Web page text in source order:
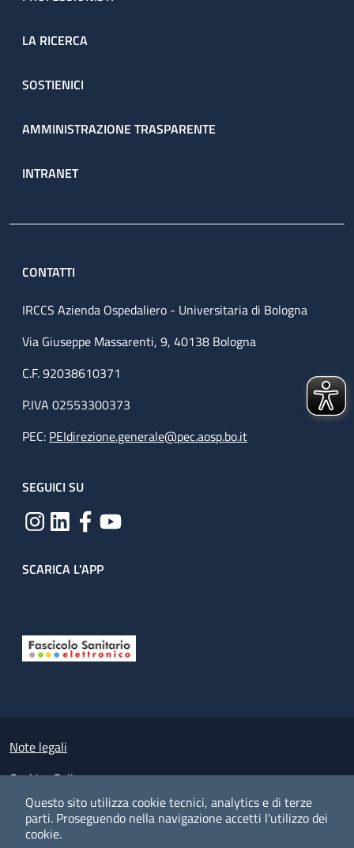
Questo sito utilizza cookie tecnici, analytics e di terze
parti. Proseguendo nella navigazione accetti l'utilizzo dei
cookie.
LA RICERCA
SOSTIENICI
AMMINISTRAZIONE TRASPARENTE
INTRANET
CONTATTI
IRCCS Azienda Ospedaliero - Universitaria di Bologna
Via Giuseppe Massarenti, 9, 40138 Bologna
C.F. 92038610371
P.IVA 02553300373
PEC: PEIdirezione.generale@pec.aosp.bo.it
SEGUICI SU
SCARICA L'APP
Small prints
Note legali
Cookies Policy
Policy privacy e protezione del dato personale
Albo pretorio on-line